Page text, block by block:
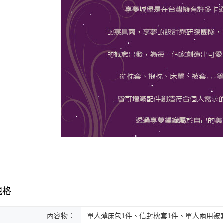
格
內容物： 單人薄床包1件、信封枕套1件、單人兩用被